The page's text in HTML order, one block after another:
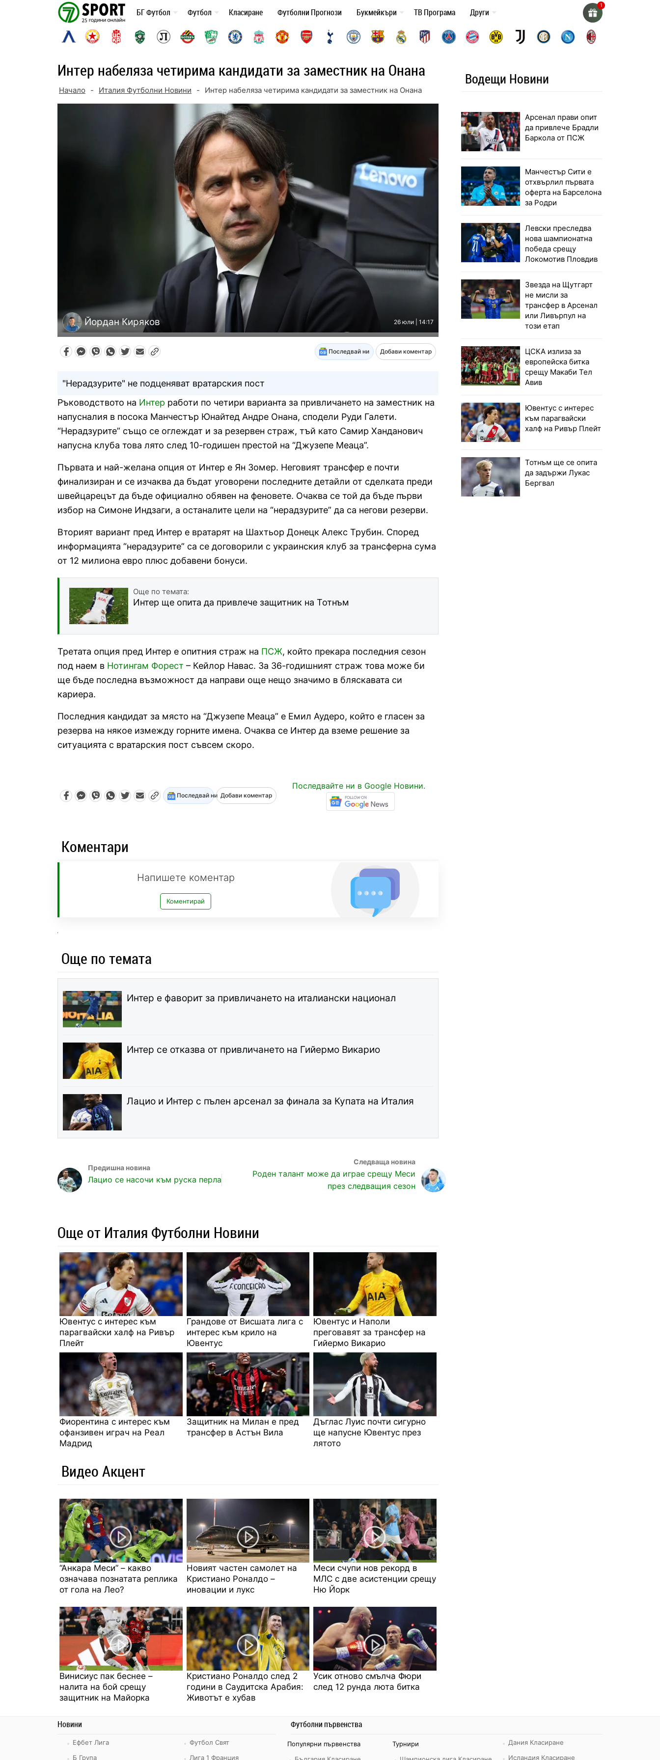
БГ Футбол Футбол Класиране Футболни Прогнози Букмейкъри ТВ Програма Други
Интер набеляза четирима кандидати за заместник на Онана
Начало - Италия Футболни Новини - Интер набеляза четирима кандидати за заместник на Онана
Йордан Киряков 26 юли | 14:17
Последвай ни Добави коментар
"Нерадзурите" не подценяват вратарския пост
Ръководството на Интер работи по четири варианта за привличането на заместник на
напусналия в посока Манчестър Юнайтед Андре Онана, сподели Руди Галети.
“Нерадзурите” също се оглеждат и за резервен страж, тъй като Самир Ханданович
напусна клуба това лято след 10-годишен престой на “Джузепе Меаца”.
Първата и най-желана опция от Интер е Ян Зомер. Неговият трансфер е почти
финализиран и се изчаква да бъдат уговорени последните детайли от сделката преди
швейцарецът да бъде официално обявен на феновете. Очаква се той да бъде първи
избор на Симоне Индзаги, а останалите цели на “нерадзурите” да са негови резерви.
Вторият вариант пред Интер е вратарят на Шахтьор Донецк Алекс Трубин. Според
информацията “нерадзурите” са се договорили с украинския клуб за трансферна сума
от 12 милиона евро плюс добавени бонуси.
Още по темата:
Интер ще опита да привлече защитник на Тотнъм
Третата опция пред Интер е опитния страж на ПСЖ, който прекара последния сезон
под наем в Нотингам Форест – Кейлор Навас. За 36-годишният страж това може би
ще бъде последна възможност да направи още нещо значимо в бляскавата си
кариера.
Последния кандидат за място на “Джузепе Меаца” е Емил Аудеро, който е гласен за
резерва на някое измежду горните имена. Очаква се Интер да вземе решение за
ситуацията с вратарския пост съвсем скоро.
Последвай ни Добави коментар
Последвайте ни в Google Новини.
Коментари
Напишете коментар
Коментирай
Още по темата
Интер е фаворит за привличането на италиански национал
Интер се отказва от привличането на Гийермо Викарио
Лацио и Интер с пълен арсенал за финала за Купата на Италия
Лацио се насочи към руска перла
Роден талант може да играе срещу Меси
през следващия сезон
Още от Италия Футболни Новини
Ювентус с интерес към
парагвайски халф на Ривър
Плейт
Грандове от Висшата лига с
интерес към крило на
Ювентус
Ювентус и Наполи
преговавят за трансфер на
Гийермо Викарио
Фиорентина с интерес към
офанзивен играч на Реал
Мадрид
Защитник на Милан е пред
трансфер в Астън Вила
Дъглас Луис почти сигурно
ще напусне Ювентус през
лятото
Видео Акцент
“Анкара Меси” – какво
означава познатата реплика
от гола на Лео?
Новият частен самолет на
Кристиано Роналдо –
иновации и лукс
Меси счупи нов рекорд в
МЛС с две асистенции срещу
Ню Йорк
Винисиус пак беснее –
налита на бой срещу
защитник на Майорка
Кристиано Роналдо след 2
години в Саудитска Арабия:
Животът е хубав
Усик отново смълча Фюри
след 12 рунда люта битка
Водещи Новини
Арсенал прави опит
да привлече Брадли
Баркола от ПСЖ
Манчестър Сити е
отхвърлил първата
оферта на Барселона
за Родри
Левски преследва
нова шампионатна
победа срещу
Локомотив Пловдив
Звезда на Щутгарт
не мисли за
трансфер в Арсенал
или Ливърпул на
този етап
ЦСКА излиза за
европейска битка
срещу Макаби Тел
Авив
Ювентус с интерес
към парагвайски
халф на Ривър Плейт
Тотнъм ще се опита
да задържи Лукас
Бергвал
Новини
Ефбет Лига
Б Група
Футбол Свят
Лига 1 Франция
Футболни първенства
Популярни първенства
Турнири
Дания Класиране
Исландия Класиране